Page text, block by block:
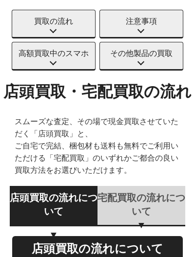
買取の流れ 注意事項
高額買取中のスマホ その他製品の買取
店頭買取・宅配買取の流れ
スムーズな査定、その場で現金買取させていた
だく「店頭買取」と、
ご自宅で完結、梱包材も送料も無料でご利用い
ただける「宅配買取」のいずれかご都合の良い
買取方法をお選びいただけます。
店頭買取の流れにつ
いて
宅配買取の流れにつ
いて
店頭買取の流れについて